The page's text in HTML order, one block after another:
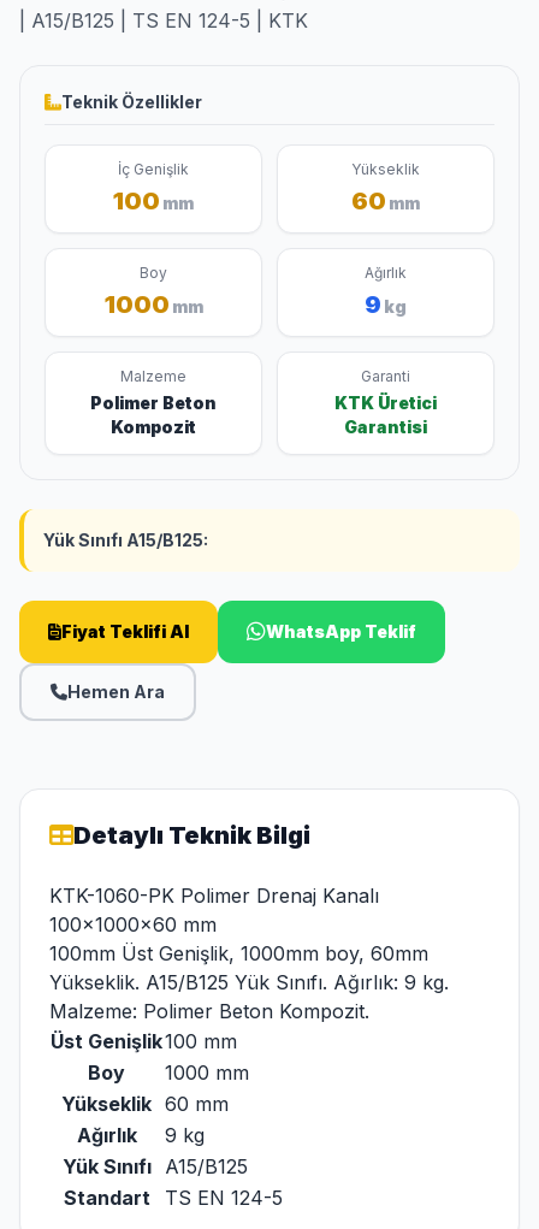
| A15/B125 | TS EN 124-5 | KTK
Teknik Özellikler
İç Genişlik
100 mm
Yükseklik
60 mm
Boy
1000 mm
Ağırlık
9 kg
Malzeme
Polimer Beton
Kompozit
Garanti
KTK Üretici
Garantisi
Yük Sınıfı A15/B125:
Fiyat Teklifi Al WhatsApp Teklif
Hemen Ara
Detaylı Teknik Bilgi
KTK-1060-PK Polimer Drenaj Kanalı
100x1000x60 mm
100mm Üst Genişlik, 1000mm boy, 60mm
Yükseklik. A15/B125 Yük Sınıfı. Ağırlık: 9 kg.
Malzeme: Polimer Beton Kompozit.
Üst Genişlik100 mm
Boy
1000 mm
Yükseklik 60 mm
Ağırlık
9 kg
Yük Sınıfı
A15/B125
Standart
TS EN 124-5